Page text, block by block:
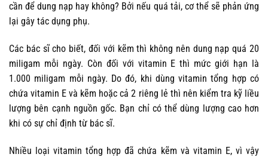
cần để dung nạp hay không? Bởi nếu quá tải, cơ thể sẽ phản ứng
lại gây tác dụng phụ.
Các bác sĩ cho biết, đối với kẽm thì không nên dung nạp quá 20
miligam mỗi ngày. Còn đối với vitamin E thì mức giới hạn là
1.000 miligam mỗi ngày. Do đó, khi dùng vitamin tổng hợp có
chứa vitamin E và kẽm hoặc cả 2 riêng lẻ thì nên kiểm tra kỹ liều
lượng bên cạnh nguồn gốc. Bạn chỉ có thể dùng lượng cao hơn
khi có sự chỉ định từ bác sĩ.
Nhiều loại vitamin tổng hợp đã chứa kẽm và vitamin E, vì vậy